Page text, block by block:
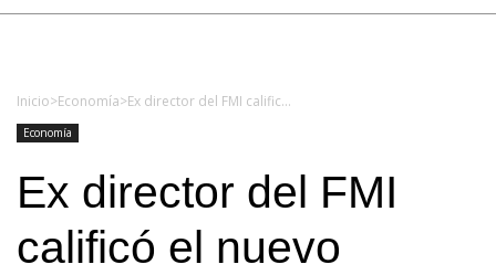
Inicio>Economía> Ex director del FMI calificó el nuevo acuerdo como "pésimo" para ambas partes
Economía
Ex director del FMI
calificó el nuevo